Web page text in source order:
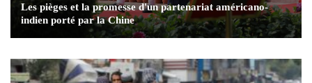
Les pièges et la promesse d'un partenariat américano-
indien porté par la Chine